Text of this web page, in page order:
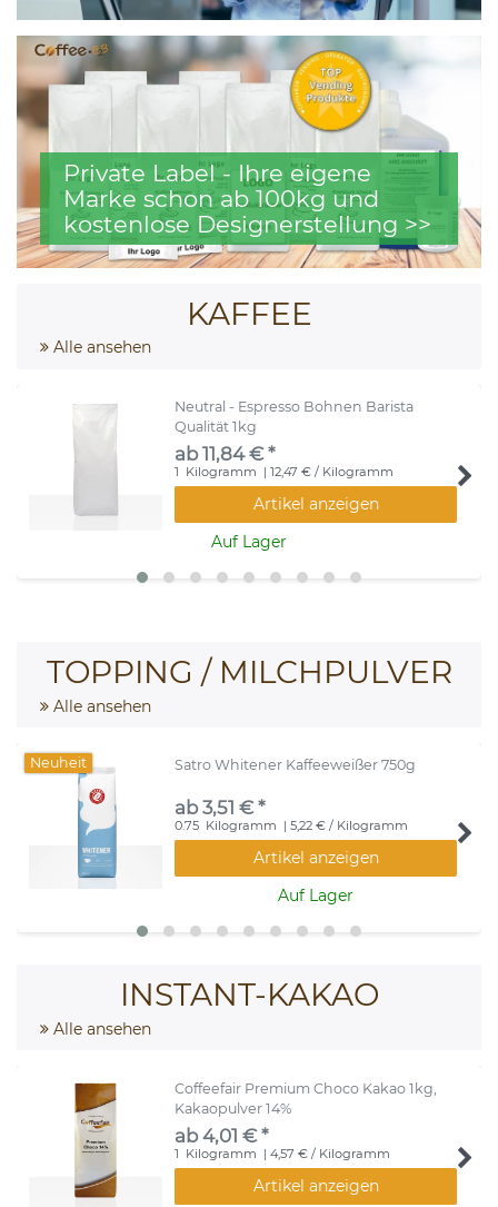
Private Label - Ihre eigene
Marke schon ab 100kg und
kostenlose Designerstellung >>
KAFFEE
Alle ansehen
Neutral - Espresso Bohnen Barista
Qualität 1kg
ab 11,84 € *
1 Kilogramm | 12,47 € / Kilogramm
Artikel anzeigen
Auf Lager
TOPPING / MILCHPULVER
Alle ansehen
Neuheit Satro Whitener Kaffeeweißer 750g
ab 3,51 € *
0.75 Kilogramm | 5,22 € / Kilogramm
Artikel anzeigen
Auf Lager
INSTANT-KAKAO
Alle ansehen
Coffeefair Premium Choco Kakao 1kg,
Kakaopulver 14%
ab 4,01 € *
1 Kilogramm | 4,57 € / Kilogramm
Artikel anzeigen